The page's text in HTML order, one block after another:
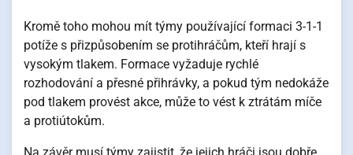
Kromě toho mohou mít týmy používající formaci 3-1-1
potíže s přizpůsobením se protihráčům, kteří hrají s
vysokým tlakem. Formace vyžaduje rychlé
rozhodování a přesné přihrávky, a pokud tým nedokáže
pod tlakem provést akce, může to vést k ztrátám míče
a protiútokům.